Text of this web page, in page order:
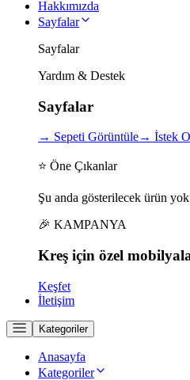
Hakkımızda
Sayfalar
Sayfalar
Yardım & Destek
Sayfalar
→ Sepeti Görüntüle→ İstek
⭐ Öne Çıkanlar
Şu anda gösterilecek ürün
🎉 KAMPANYA
Kreş için özel
Keşfet
İletişim
Kategoriler
Anasayfa
Kategoriler